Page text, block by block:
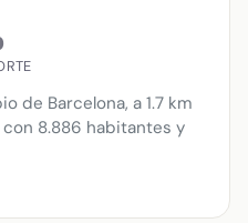
de Barcelona, a 1.7 km
8.886 habitantes y